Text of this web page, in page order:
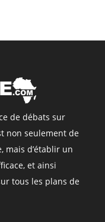
de débats sur
non seulement de
mais d’établir un
et ainsi
tous les plans de